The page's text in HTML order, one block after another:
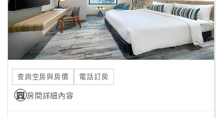
卡
訂
房
款
收
據
查詢空房與房價 電話訂房
房間詳細內容